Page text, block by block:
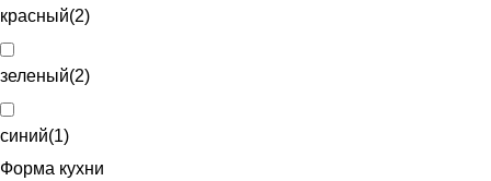
красный(2)
зеленый(2)
синий(1)
Форма кухни